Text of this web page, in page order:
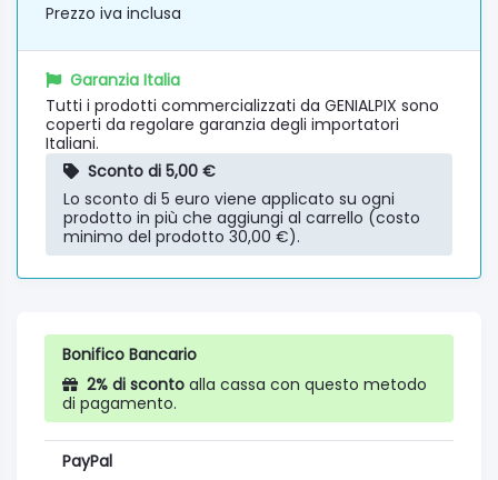
Prezzo iva inclusa
Garanzia Italia
Tutti i prodotti commercializzati da GENIALPIX sono
coperti da regolare garanzia degli importatori
Italiani.
Sconto di 5,00 €
Lo sconto di 5 euro viene applicato su ogni
prodotto in più che aggiungi al carrello (costo
minimo del prodotto 30,00 €).
Bonifico Bancario
2% di sconto alla cassa con questo metodo
di pagamento.
PayPal